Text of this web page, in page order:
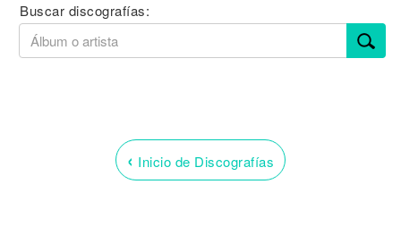
Buscar discografías:
‹ Inicio de Discografías